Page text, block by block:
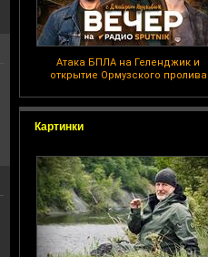
Атака БПЛА на Геленджик и
открытие Ормузского пролива
Картинки